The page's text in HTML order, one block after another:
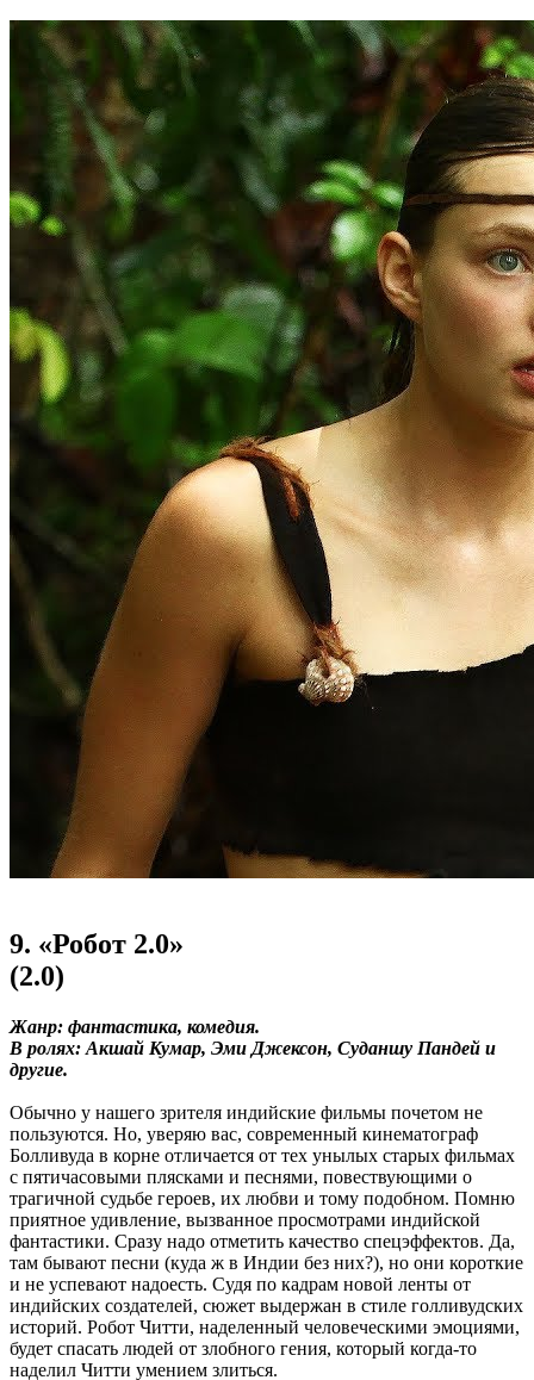
9. «Робот 2.0»
(2.0)
Жанр: фантастика, комедия.
В ролях: Акшай Кумар, Эми Джексон, Суданшу Пандей и
другие.
Обычно у нашего зрителя индийские фильмы почетом не
пользуются. Но, уверяю вас, современный кинематограф
Болливуда в корне отличается от тех унылых старых фильмах
с пятичасовыми плясками и песнями, повествующими о
трагичной судьбе героев, их любви и тому подобном. Помню
приятное удивление, вызванное просмотрами индийской
фантастики. Сразу надо отметить качество спецэффектов. Да,
там бывают песни (куда ж в Индии без них?), но они короткие
и не успевают надоесть. Судя по кадрам новой ленты от
индийских создателей, сюжет выдержан в стиле голливудских
историй. Робот Читти, наделенный человеческими эмоциями,
будет спасать людей от злобного гения, который когда-то
наделил Читти умением злиться.